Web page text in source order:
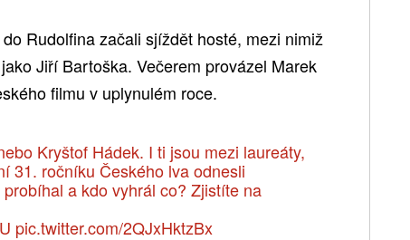
Rudolfina začali sjíždět hosté, mezi nimiž
Jiří Bartoška. Večerem provázel Marek
filmu v uplynulém roce.
Kryštof Hádek. I ti jsou mezi laureáty,
31. ročníku Českého lva odnesli
a kdo vyhrál co? Zjistíte na
pic.twitter.com/2QJxHktzBx